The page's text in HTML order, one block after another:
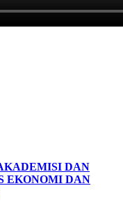
DAN
EKONOMI DAN